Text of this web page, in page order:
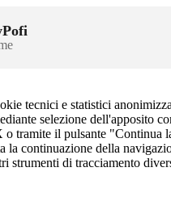
tecnici e statistici
selezione dell'apposito
o tramite il pulsante "Continua
la continuazione della
strumenti di tracciamento